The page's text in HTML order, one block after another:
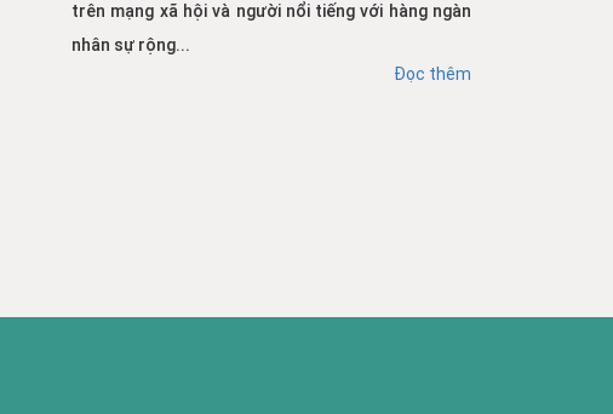
trên mạng xã hội và người nổi tiếng với hàng ngàn
nhân sự rộng...
Đọc thêm